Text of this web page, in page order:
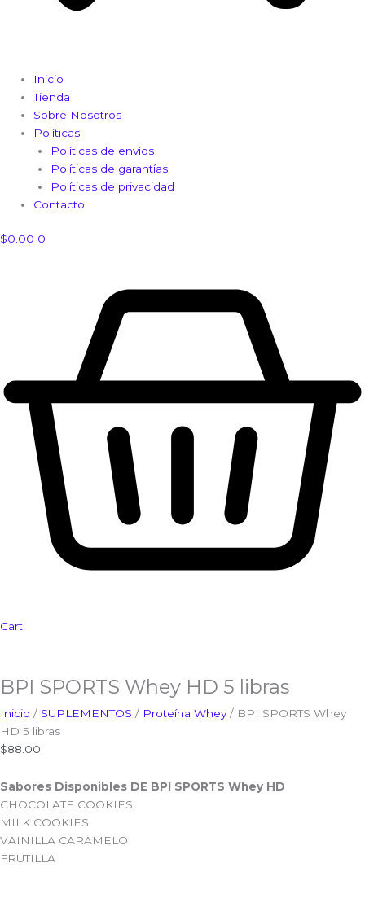
Inicio
Tienda
Sobre Nosotros
Políticas
Políticas de envíos
Políticas de garantías
Políticas de privacidad
Contacto
$0.00 0
Cart
BPI SPORTS Whey HD 5 libras
Inicio / SUPLEMENTOS / Proteína Whey/ BPI SPORTS Whey
HD 5 libras
$88.00
Sabores Disponibles DE BPI SPORTS Whey HD
CHOCOLATE COOKIES
MILK COOKIES
VAINILLA CARAMELO
FRUTILLA